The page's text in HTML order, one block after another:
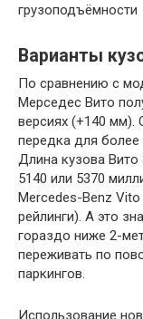
грузоподъёмности
Варианты
По сравнению с
Мерседес Вито
версиях (+140 мм).
передка для
Длина кузова Вито
5140 или 5370
Mercedes-Benz
рейлинги). А это
гораздо ниже 2-
переживать по
паркингов.
Использование